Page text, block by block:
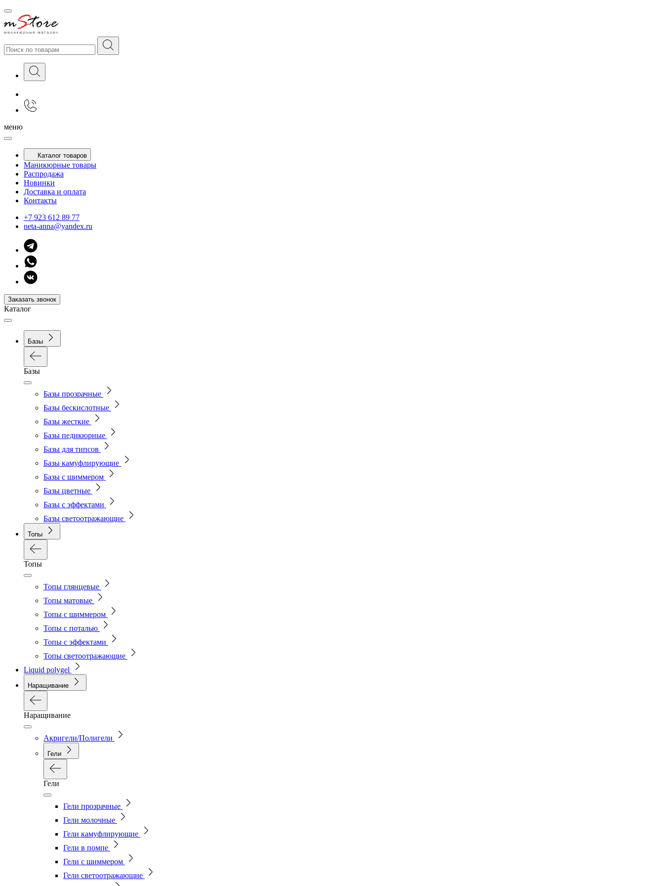
меню
Каталог товаров
Маникюрные товары
Распродажа
Новинки
Доставка и оплата
Контакты
+7 923 612 89 77
neta-anna@yandex.ru
Заказать звонок
Каталог
Базы
Базы
Базы прозрачные
Базы бескислотные
Базы жесткие
Базы педикюрные
Базы для типсов
Базы камуфлирующие
Базы с шиммером
Базы цветные
Базы с эффектами
Базы светоотражающие
Топы
Топы
Топы глянцевые
Топы матовые
Топы с шиммером
Топы с поталью
Топы с эффектами
Топы светоотражающие
Liquid polygel
Наращивание
Наращивание
Акригели/Полигели
Гели
Гели
Гели прозрачные
Гели молочные
Гели камуфлирующие
Гели в помпе
Гели с шиммером
Гели светоотражающие